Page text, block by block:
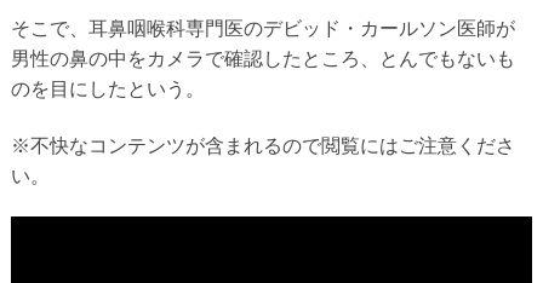
そこで、耳鼻咽喉科専門医のデビッド・カールソン医師が
男性の鼻の中をカメラで確認したところ、とんでもないも
のを目にしたという。
※不快なコンテンツが含まれるので閲覧にはご注意くださ
い。